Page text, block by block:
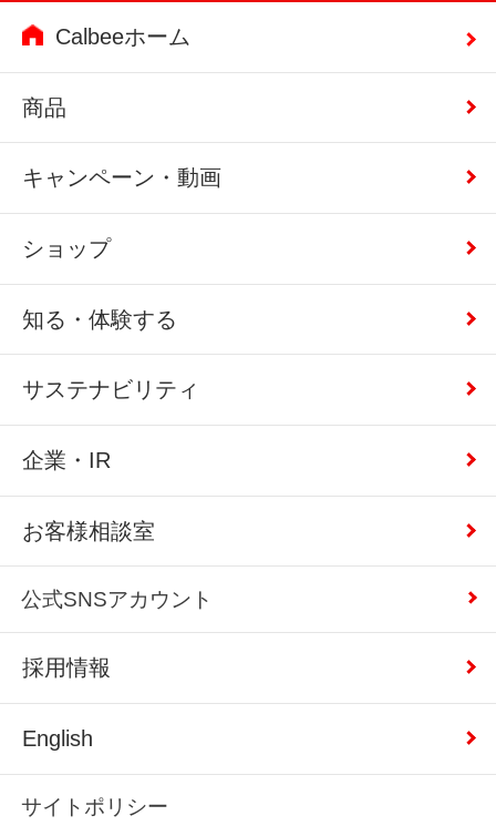
Calbeeホーム
商品
キャンペーン・動画
ショップ
知る・体験する
サステナビリティ
企業・IR
お客様相談室
公式SNSアカウント
採用情報
English
サイトポリシー